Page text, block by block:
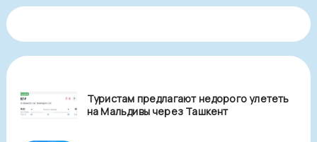
Туристам предлагают недорого улететь
на Мальдивы через Ташкент